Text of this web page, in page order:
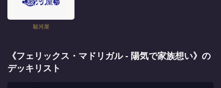
駿河屋
《フェリックス・マドリガル - 陽気で家族想い》の
デッキリスト